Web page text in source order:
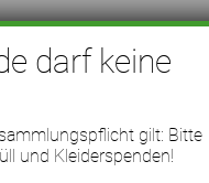
darf keine
gilt: Bitte
und Kleiderspenden!